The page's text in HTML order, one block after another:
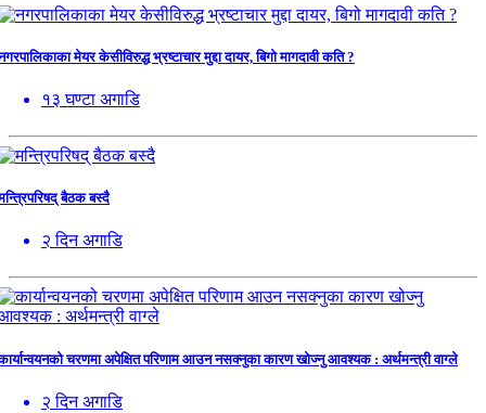
मेयर केसीविरुद्ध भ्रष्टाचार मुद्दा दायर, बिगो मागदावी कति ?
१३ घण्टा अगाडि
बैठक बस्दै
२ दिन अगाडि
चरणमा अपेक्षित परिणाम आउन नसक्नुका कारण खोज्नु आवश्यक : अर्थमन्त्री वाग्ले
२ दिन अगाडि